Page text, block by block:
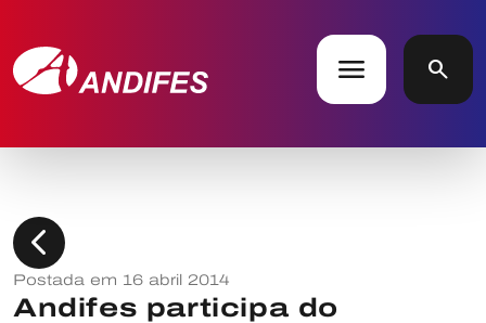
menu search
chevron_left
Postada em 16 abril 2014
Andifes participa do